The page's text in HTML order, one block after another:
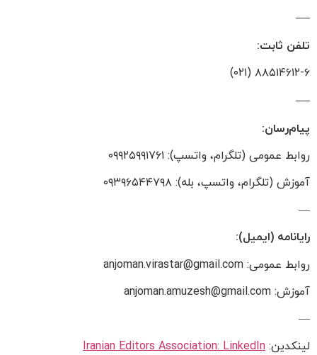
—
تلفن ثابت:
۸۸۵۱۴۶۱۲-۶ (۰۲۱)
—
پیام‌رسان:
روابط عمومی (تلگرام، واتسپ): ۰۹۹۲۵۹۹۱۷۶۱
آموزش (تلگرام، واتسپ، بله): ۰۹۳۹۶۵۴۴۷۹۸
—
رایانامه (ایمیل):
روابط عمومی: anjoman.virastar@gmail.com
آموزش: anjoman.amuzesh@gmail.com
—
لینکدین: Iranian Editors Association: LinkedIn